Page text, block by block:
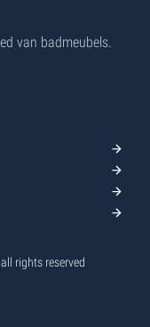
van badmeubels.
all rights reserved